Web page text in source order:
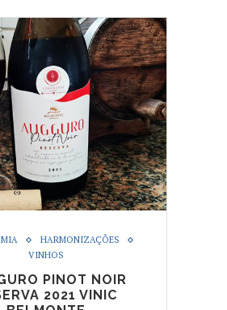
HARMONIZAÇÕES
VINHOS
PINOT NOIR
2021 VINIC